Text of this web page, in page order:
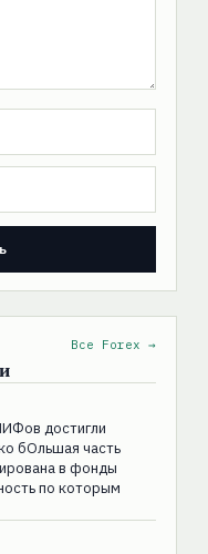
Все Forex →
достигли
бОльшая часть
в фонды
по которым